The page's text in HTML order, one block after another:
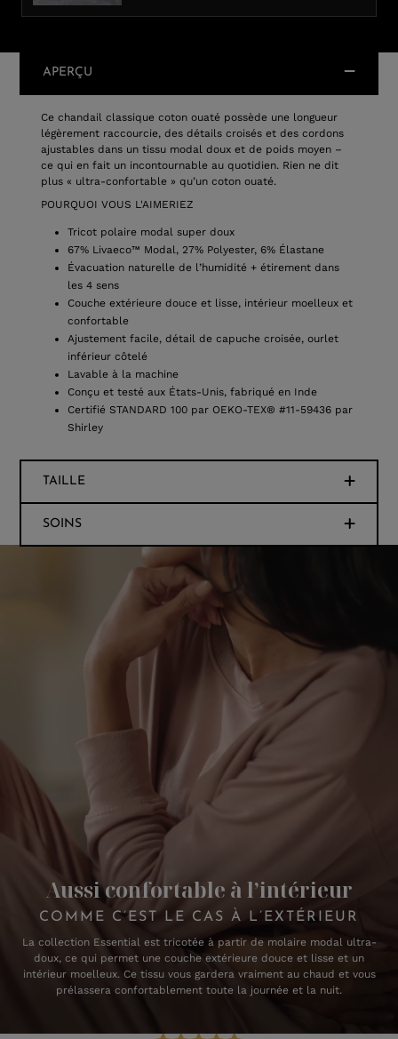
APERÇU
Ce chandail classique coton ouaté possède une longueur
légèrement raccourcie, des détails croisés et des cordons
ajustables dans un tissu modal doux et de poids moyen –
ce qui en fait un incontournable au quotidien. Rien ne dit
plus « ultra-confortable » qu’un coton ouaté.
POURQUOI VOUS L'AIMERIEZ
Tricot polaire modal super doux
67% Livaeco™ Modal, 27% Polyester, 6% Élastane
Évacuation naturelle de l’humidité + étirement dans
les 4 sens
Couche extérieure douce et lisse, intérieur moelleux et
confortable
Ajustement facile, détail de capuche croisée, ourlet
inférieur côtelé
Lavable à la machine
Conçu et testé aux États-Unis, fabriqué en Inde
Certifié STANDARD 100 par OEKO-TEX® #11-59436 par
Shirley
TAILLE
SOINS
Aussi confortable à l’intérieur
COMME C’EST LE CAS À L’EXTÉRIEUR
La collection Essential est tricotée à partir de molaire modal ultra-
doux, ce qui permet une couche extérieure douce et lisse et un
intérieur moelleux. Ce tissu vous gardera vraiment au chaud et vous
prélassera confortablement toute la journée et la nuit.